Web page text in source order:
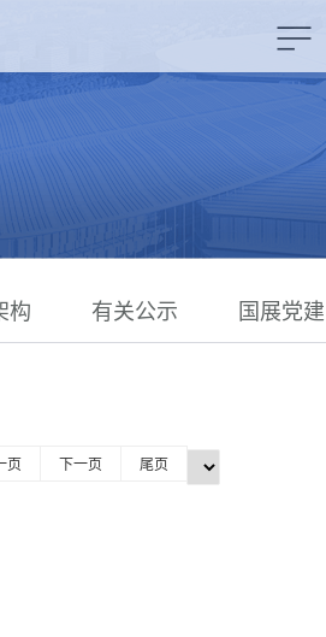
构 有关公示 国展党建
页 下一页 尾页